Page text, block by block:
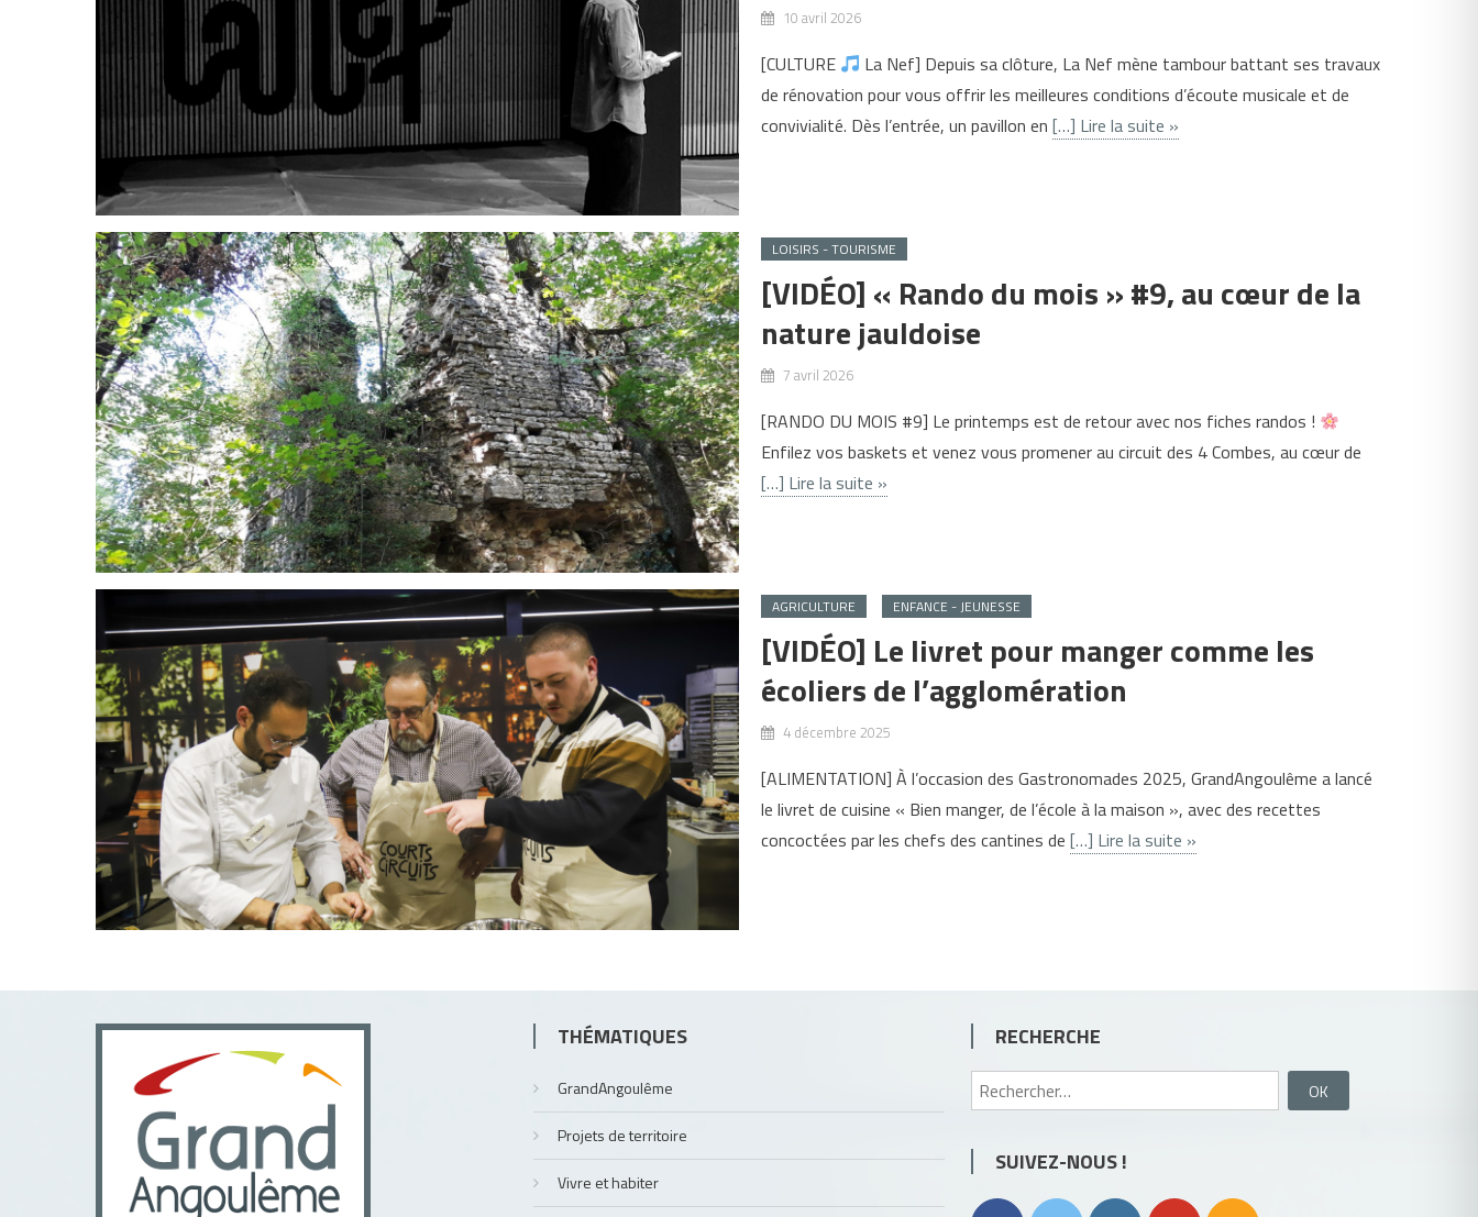
10 avril 2026
[CULTURE
La Nef] Depuis sa clôture, La Nef mène tambour battant ses travaux
de rénovation pour vous offrir les meilleures conditions d’écoute musicale et de
convivialité. Dès l’entrée, un pavillon en […] Lire la suite »
LOISIRS - TOURISME
[VIDÉO] « Rando du mois » #9, au cœur de la
nature jauldoise
7 avril 2026
[RANDO DU MOIS #9] Le printemps est de retour avec nos fiches randos !
Enfilez vos baskets et venez vous promener au circuit des 4 Combes, au cœur de
[…] Lire la suite »
AGRICULTURE ENFANCE - JEUNESSE
[VIDÉO] Le livret pour manger comme les
écoliers de l’agglomération
4 décembre 2025
[ALIMENTATION] À l’occasion des Gastronomades 2025, GrandAngoulême a lancé
le livret de cuisine « Bien manger, de l’école à la maison », avec des recettes
concoctées par les chefs des cantines de […] Lire la suite »
THÉMATIQUES
GrandAngoulême
Projets de territoire
Vivre et habiter
RECHERCHE
Rechercher :
SUIVEZ-NOUS !